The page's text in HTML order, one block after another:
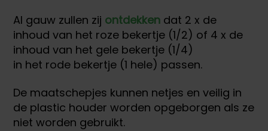
Al gauw zullen zij ontdekken dat 2 x de
inhoud van het roze bekertje (1/2) of 4 x de
inhoud van het gele bekertje (1/4)
in het rode bekertje (1 hele) passen.
De maatschepjes kunnen netjes en veilig in
de plastic houder worden opgeborgen als ze
niet worden gebruikt.